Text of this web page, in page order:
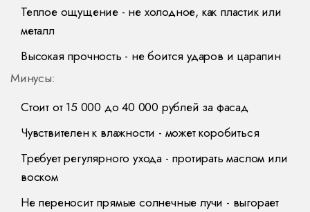
Теплое ощущение - не холодное, как пластик или
металл
Высокая прочность - не боится ударов и царапин
Минусы:
Стоит от 15 000 до 40 000 рублей за фасад
Чувствителен к влажности - может коробиться
Требует регулярного ухода - протирать маслом или
воском
Не переносит прямые солнечные лучи - выгорает